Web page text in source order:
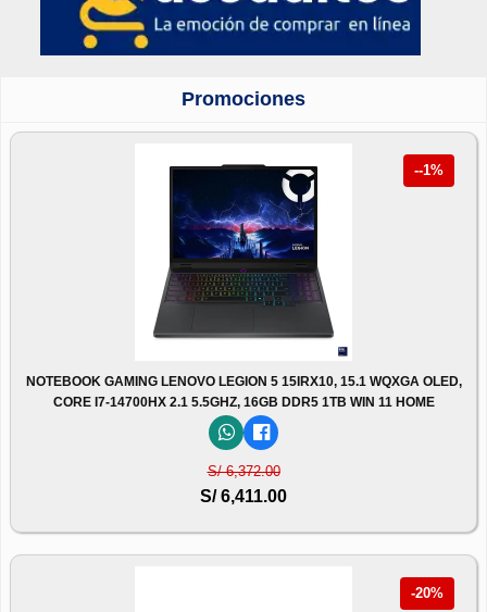
Promociones
--1%
NOTEBOOK GAMING LENOVO LEGION 5 15IRX10, 15.1 WQXGA OLED,
CORE I7-14700HX 2.1 5.5GHZ, 16GB DDR5 1TB WIN 11 HOME
S/ 6,372.00
S/ 6,411.00
-20%